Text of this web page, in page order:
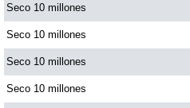
Seco 10 millones
Seco 10 millones
Seco 10 millones
Seco 10 millones